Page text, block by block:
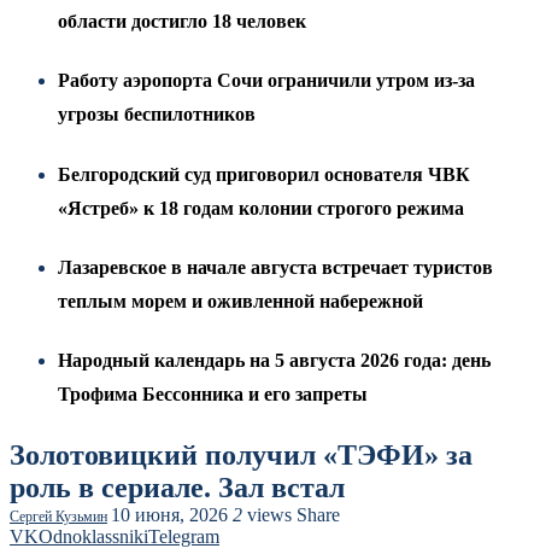
области достигло 18 человек
Работу аэропорта Сочи ограничили утром из-за
угрозы беспилотников
Белгородский суд приговорил основателя ЧВК
«Ястреб» к 18 годам колонии строгого режима
Лазаревское в начале августа встречает туристов
теплым морем и оживленной набережной
Народный календарь на 5 августа 2026 года: день
Трофима Бессонника и его запреты
Золотовицкий получил «ТЭФИ» за
роль в сериале. Зал встал
Сергей Кузьмин 10 июня, 2026 2 views Share
VKOdnoklassnikiTelegram